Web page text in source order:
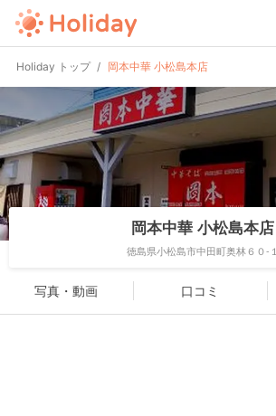
Holiday トップ 岡本中華 小松島本店
岡本中華 小松島本店
徳島県小松島市中田町奥林６０-１
写真・動画 口コミ